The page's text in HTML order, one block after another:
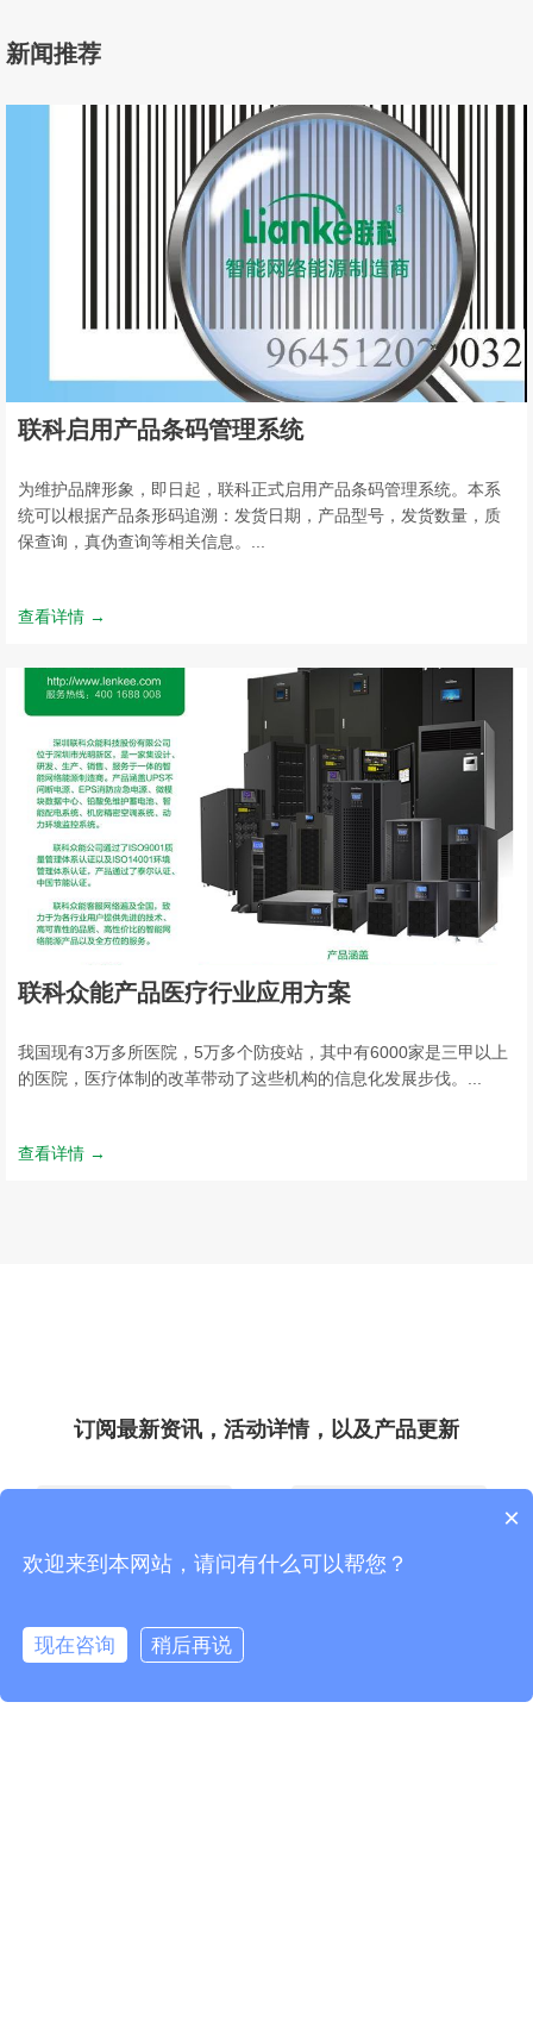
新闻推荐
联科启用产品条码管理系统
为维护品牌形象，即日起，联科正式启用产品条码管理系统。本系
统可以根据产品条形码追溯：发货日期，产品型号，发货数量，质
保查询，真伪查询等相关信息。...
查看详情 →
联科众能产品医疗行业应用方案
我国现有3万多所医院，5万多个防疫站，其中有6000家是三甲以上
的医院，医疗体制的改革带动了这些机构的信息化发展步伐。...
查看详情 →
订阅最新资讯，活动详情，以及产品更新
×
欢迎来到本网站，请问有什么可以帮您？
现在咨询 稍后再说